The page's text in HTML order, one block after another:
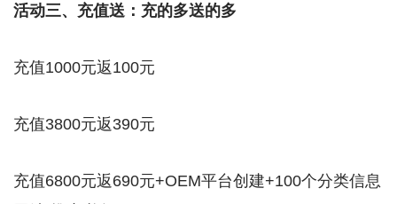
活动三、充值送：充的多送的多
充值1000元返100元
充值3800元返390元
充值6800元返690元+OEM平台创建+100个分类信息